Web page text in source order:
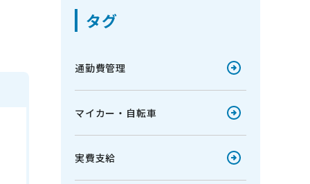
タグ
通勤費管理
マイカー・自転車
実費支給